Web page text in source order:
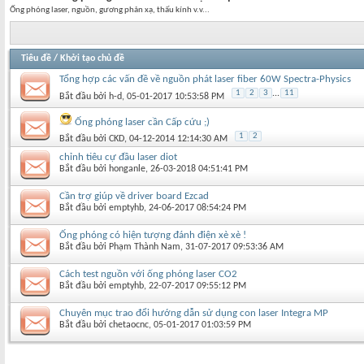
Ống phóng laser, nguồn, gương phản xạ, thấu kính v.v...
Tiêu đề / Khởi tạo chủ đề
Tổng hợp các vấn đề về nguồn phát laser fiber 60W Spectra-Physics
Bắt đầu bởi h-d‎, 05-01-2017 10:53:58 PM 1 2 3 ... 11
Ống phóng laser cần Cấp cứu ;)
Bắt đầu bởi CKD‎, 04-12-2014 12:14:30 AM 1 2
chỉnh tiêu cự đầu laser diot
Bắt đầu bởi honganle‎, 26-03-2018 04:51:41 PM
Cần trợ giúp về driver board Ezcad
Bắt đầu bởi emptyhb‎, 24-06-2017 08:54:24 PM
Ống phóng có hiện tượng đánh điện xè xè !
Bắt đầu bởi Phạm Thành Nam‎, 31-07-2017 09:53:36 AM
Cách test nguồn với ống phóng laser CO2
Bắt đầu bởi emptyhb‎, 22-07-2017 09:55:12 PM
Chuyên mục trao đổi hướng dẫn sử dụng con laser Integra MP
Bắt đầu bởi chetaocnc‎, 05-01-2017 01:03:59 PM